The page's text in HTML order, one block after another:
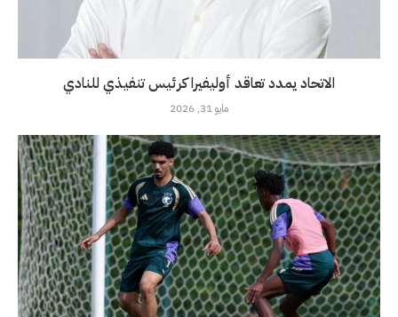
الاتحاد يمدد تعاقد أوليفيرا كرئيس تنفيذي للنادي
مايو 31, 2026